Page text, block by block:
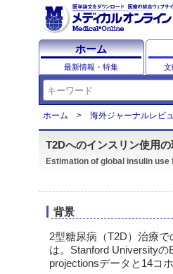
ホーム
最新情報・特集 文
ホーム 海外ジャーナルレビ
T2Dへのインスリン使用
Estimation of global insulin
背景
2型糖尿病（T2D）治療
は。Stanford Universityの
projectionsデータと14コ